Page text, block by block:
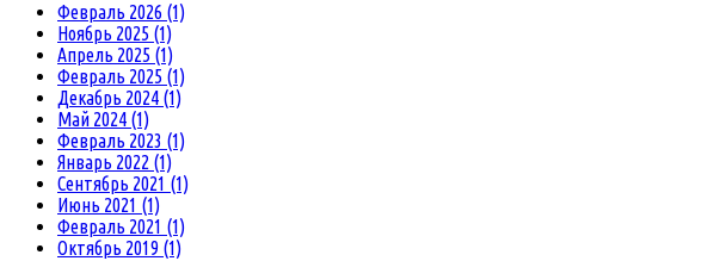
Февраль 2026 (1)
Ноябрь 2025 (1)
Апрель 2025 (1)
Февраль 2025 (1)
Декабрь 2024 (1)
Май 2024 (1)
Февраль 2023 (1)
Январь 2022 (1)
Сентябрь 2021 (1)
Июнь 2021 (1)
Февраль 2021 (1)
Октябрь 2019 (1)